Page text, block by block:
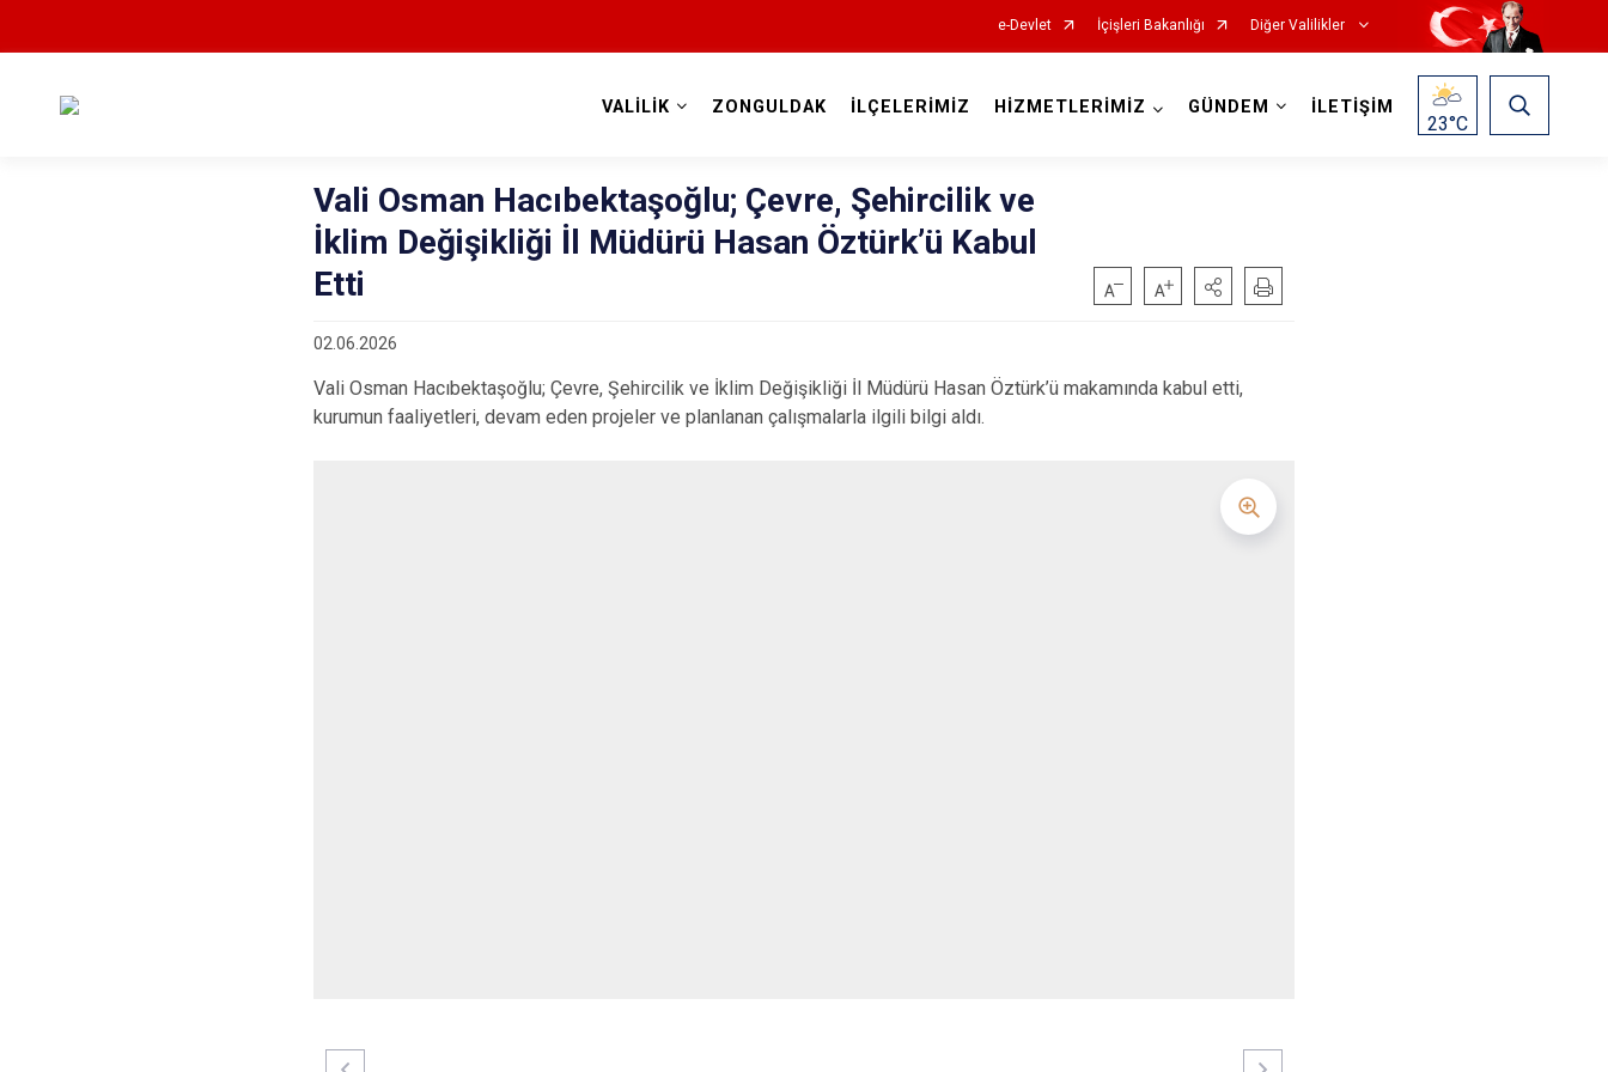
e-Devlet İçişleri Bakanlığı Diğer Valilikler
VALİLİK ZONGULDAK İLÇELERİMİZ HİZMETLERİMİZ GÜNDEM İLETİŞİM
23°C
Vali Osman Hacıbektaşoğlu; Çevre, Şehircilik ve
İklim Değişikliği İl Müdürü Hasan Öztürk’ü Kabul
Etti
02.06.2026
Vali Osman Hacıbektaşoğlu; Çevre, Şehircilik ve İklim Değişikliği İl Müdürü Hasan Öztürk’ü makamında kabul etti,
kurumun faaliyetleri, devam eden projeler ve planlanan çalışmalarla ilgili bilgi aldı.